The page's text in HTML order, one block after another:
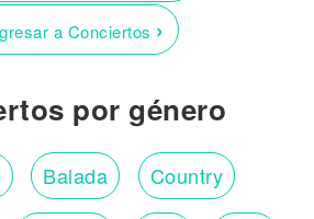
a Conciertos ›
por género
Balada Country